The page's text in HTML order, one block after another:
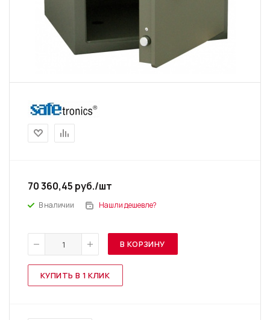
70 360,45 руб./шт
В наличии Нашли дешевле?
В КОРЗИНУ
КУПИТЬ В 1 КЛИК